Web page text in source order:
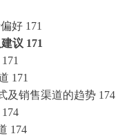
好 171
议 171
171
及销售渠道的趋势 174
174